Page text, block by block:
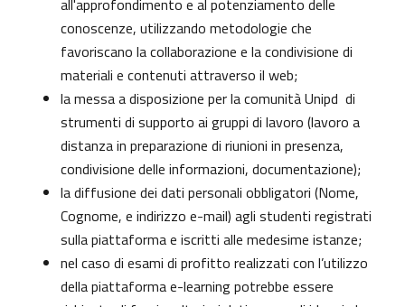
all'approfondimento e al potenziamento delle
conoscenze, utilizzando metodologie che
favoriscano la collaborazione e la condivisione di
materiali e contenuti attraverso il web;
la messa a disposizione per la comunità Unipd di
strumenti di supporto ai gruppi di lavoro (lavoro a
distanza in preparazione di riunioni in presenza,
condivisione delle informazioni, documentazione);
la diffusione dei dati personali obbligatori (Nome,
Cognome, e indirizzo e-mail) agli studenti registrati
sulla piattaforma e iscritti alle medesime istanze;
nel caso di esami di profitto realizzati con l’utilizzo
della piattaforma e-learning potrebbe essere